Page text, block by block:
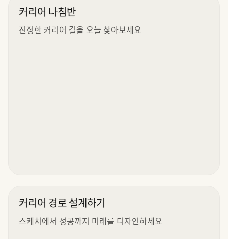
커리어 나침반
진정한 커리어 길을 오늘 찾아보세요
커리어 경로 설계하기
스케치에서 성공까지 미래를 디자인하세요